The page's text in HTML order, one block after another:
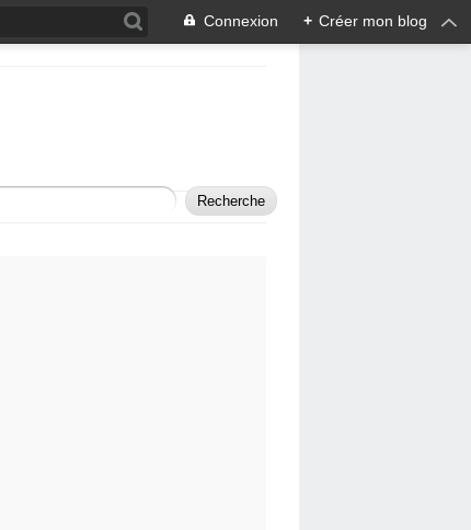
Connexion + Créer mon blog